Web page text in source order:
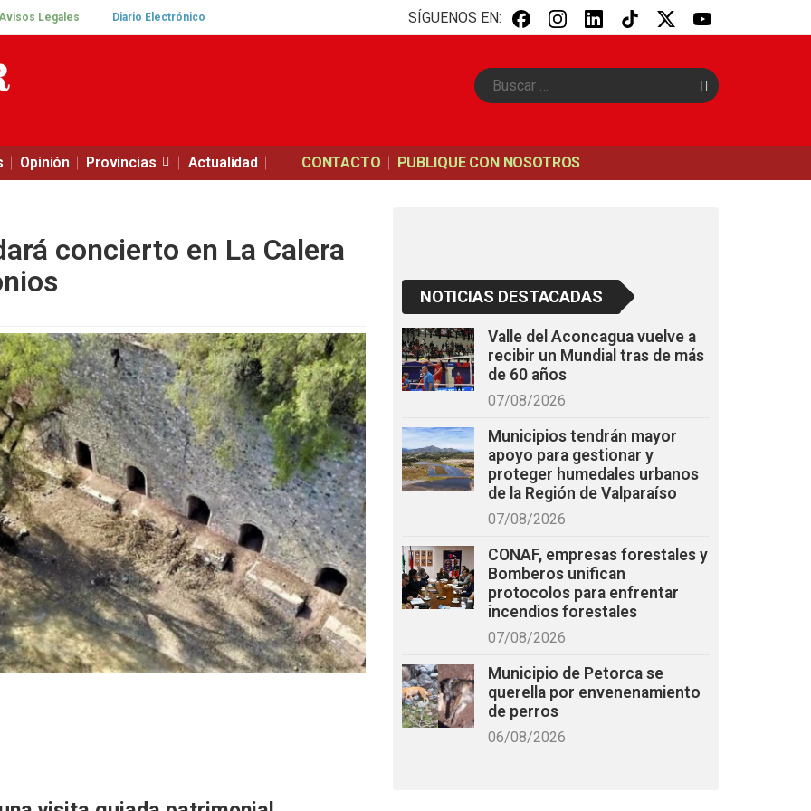
Legales Diario Electrónico SÍGUENOS EN:
B
u
Opinión Provincias Actualidad CONTACTO PUBLIQUE CON NOSOTROS
concierto en La Calera
NOTICIAS DESTACADAS
Valle del Aconcagua vuelve a
recibir un Mundial tras de más
de 60 años
07/08/2026
Municipios tendrán mayor
apoyo para gestionar y
proteger humedales urbanos
de la Región de Valparaíso
07/08/2026
CONAF, empresas forestales y
Bomberos unifican
protocolos para enfrentar
incendios forestales
07/08/2026
Municipio de Petorca se
querella por envenenamiento
de perros
06/08/2026